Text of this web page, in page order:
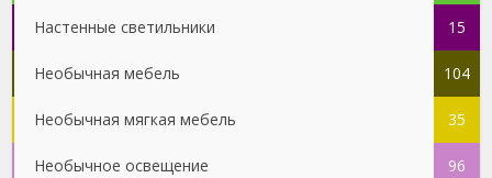
Настенные светильники 15
Необычная мебель 104
Необычная мягкая мебель 35
Необычное освещение 96